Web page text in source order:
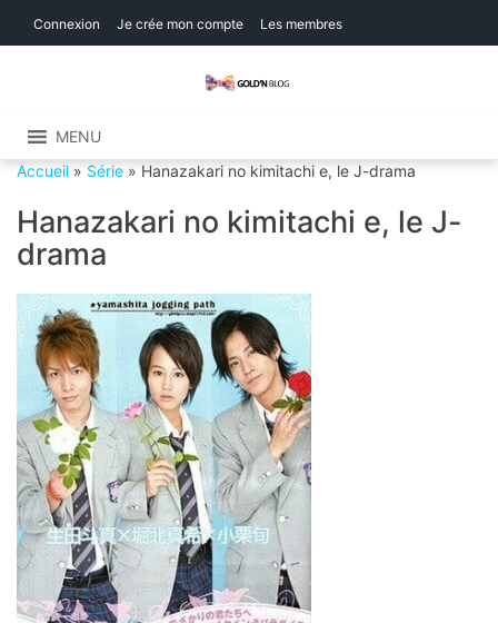
Connexion Je crée mon compte Les membres
MENU
Accueil » Série » Hanazakari no kimitachi e, le J-drama
Hanazakari no kimitachi e, le J-
drama